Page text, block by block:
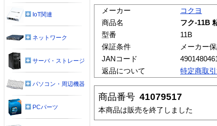
メーカー
コクヨ
商品名
フク-11B
型番
11B
保証条件
メーカー
JANコード
返品について
特定商取
商品番号 41079517
本商品は販売を終了しました
IoT関連
ネットワーク
サーバ・ストレージ
パソコン・周辺機器
PCパーツ